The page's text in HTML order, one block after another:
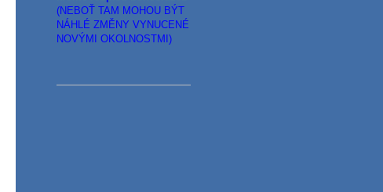
(NEBOŤ TAM MOHOU BÝT
NÁHLÉ ZMĚNY VYNUCENÉ
NOVÝMI OKOLNOSTMI)